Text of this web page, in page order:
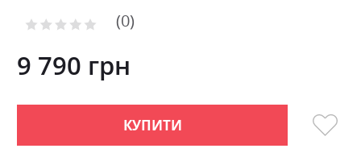
the
gallery
Рейтинг: 0
9 790 грн
КУПИТИ